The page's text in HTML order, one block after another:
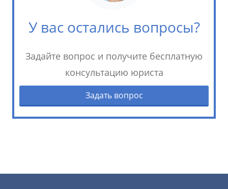
У вас остались вопросы?
Задайте вопрос и получите бесплатную
консультацию юриста
Задать вопрос